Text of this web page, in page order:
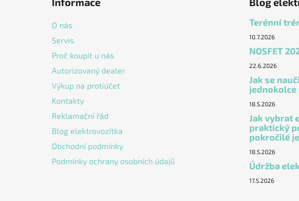
O nás
Servis
Proč koupit u nás
Autorizovaný dealer
Výkup na protiúčet
Kontakty
Reklamační řád
Blog elektrovozítka
Obchodní podmínky
Podmínky ochrany osobních údajů
Terénní
10.7.2026
NOSFET
22.6.2026
Jak se
jednokolce
18.5.2026
Jak vybrat
praktický
pokročilé
18.5.2026
Údržba
17.5.2026